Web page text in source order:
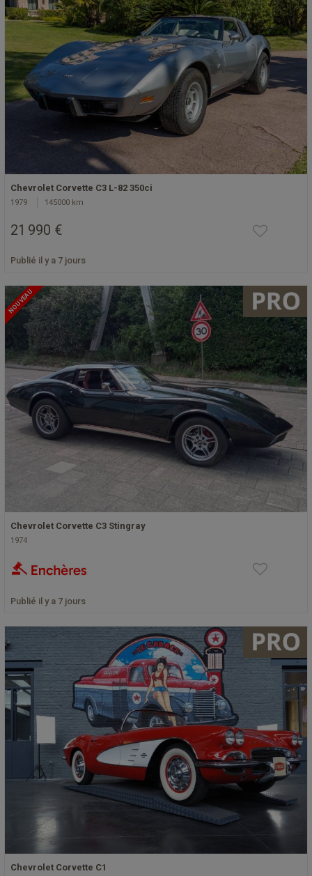
Chevrolet Corvette C3 L-82 350ci
1979 145000 km
21 990 €
Publié il y a 7 jours
NOUVEAU
Chevrolet Corvette C3 Stingray
1974
Publié il y a 7 jours
Chevrolet Corvette C1